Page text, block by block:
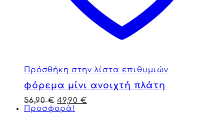
Πρόσθήκη στην λίστα επιθυμιών
φόρεμα μίνι ανοιχτή πλάτη
56,90€ 49,90 €
Προσφορά!